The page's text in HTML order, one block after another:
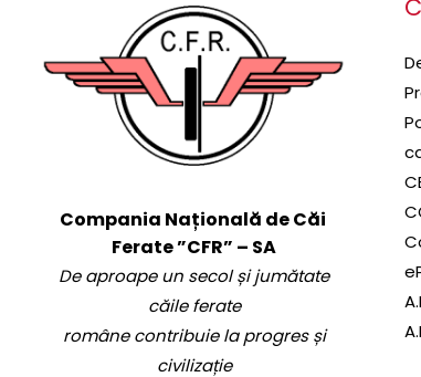
Compania Națională de Căi
Ferate ”CFR” – SA
De aproape un secol și jumătate
căile ferate
române contribuie la progres și
civilizație